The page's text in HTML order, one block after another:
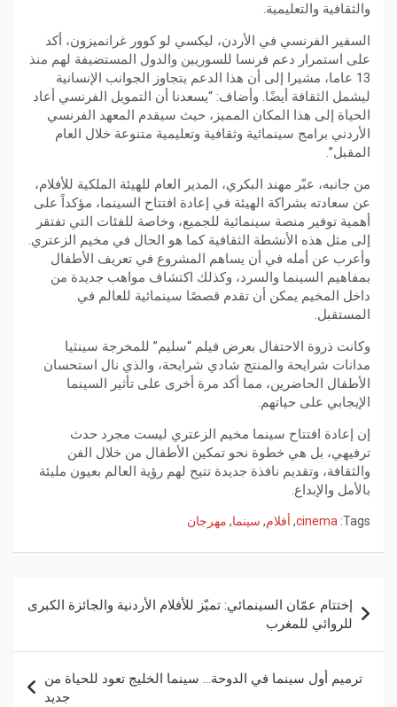
والثقافية والتعليمية.
السفير الفرنسي في الأردن، ليكسي لو كوور غرانميزون، أكد
على استمرار دعم فرنسا للسوريين والدول المستضيفة لهم منذ
13 عاما، مشيرا إلى أن هذا الدعم يتجاوز الجوانب الإنسانية
ليشمل الثقافة أيضًا. وأضاف: “يسعدنا أن التمويل الفرنسي أعاد
الحياة إلى هذا المكان المميز، حيث سيقدم المعهد الفرنسي
الأردني برامج سينمائية وثقافية وتعليمية متنوعة خلال العام
المقبل”.
من جانبه، عبّر مهند البكري، المدير العام للهيئة الملكية للأفلام،
عن سعادته بشراكة الهيئة في إعادة افتتاح السينما، مؤكداً على
أهمية توفير منصة سينمائية للجميع، وخاصة للفئات التي تفتقر
إلى مثل هذه الأنشطة الثقافية كما هو الحال في مخيم الزعتري.
وأعرب عن أمله في أن يساهم المشروع في تعريف الأطفال
بمفاهيم السينما والسرد، وكذلك اكتشاف مواهب جديدة من
داخل المخيم يمكن أن تقدم قصصًا سينمائية للعالم في
المستقبل.
وكانت ذروة الاحتفال بعرض فيلم “سليم” للمخرجة سينثيا
مدانات شرايحة والمنتج شادي شرايحة، والذي نال استحسان
الأطفال الحاضرين، مما أكد مرة أخرى على تأثير السينما
الإيجابي على حياتهم.
إن إعادة افتتاح سينما مخيم الزعتري ليست مجرد حدث
ترفيهي، بل هي خطوة نحو تمكين الأطفال من خلال الفن
والثقافة، وتقديم نافذة جديدة تتيح لهم رؤية العالم بعيون مليئة
بالأمل والإبداع.
Tags:
cinema
, أفلام, سينما, مهرجان
إختتام عمّان السينمائي: تميّز للأفلام الأردنية والجائزة الكبرى
للروائي للمغرب
ترميم أول سينما في الدوحة… سينما الخليج تعود للحياة من
جديد